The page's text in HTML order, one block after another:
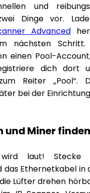
und
Dinge vor.
Advanced
nächsten Schritt.
einen Pool-
dich dort
Reiter „Pool“.
bei der
und Miner finden
laut! Stecke
das Ethernetkabel in
Lüfter drehen